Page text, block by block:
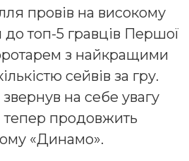
провів на високому
до топ-5 гравців Першої
з найкращими
сейвів за гру.
на себе увагу
тепер продовжить
«Динамо».